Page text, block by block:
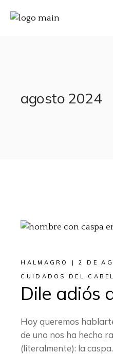
agosto 2024
HALMAGRO
2 DE
CUIDADOS DEL
Dile adiós
Hoy queremos
de uno nos ha hecho
(literalmente): la